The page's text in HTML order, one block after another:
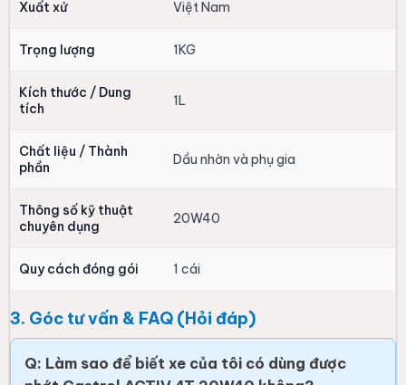
nhớt Castrol ACTIV 4T 20W40 không?
theo xe. Nếu nhà sản xuất yêu cầu độ nhớt 20W40
và các tiêu chuẩn kỹ thuật tương ứng, bạn có thể
sử dụng sản phẩm này cho động cơ xe của mình.
Q: Khi nào tôi nên thay nhớt mới cho xe máy?
A: Thời điểm thay nhớt phụ thuộc vào khuyến cáo
Bạn nên tuân thủ đúng số km hoặc thời gian định
bảo động cơ hoạt động đúng yêu cầu.
Mẹo nhỏ từ TipaShop:
Luôn kiểm tra mức nhớt
qua que thăm nhớt định kỳ và đảm bảo thay nhớt
tại nơi có đủ dụng cụ chuyên dụng để tránh làm
hỏng ốc xả nhớt hoặc các chi tiết liên quan.